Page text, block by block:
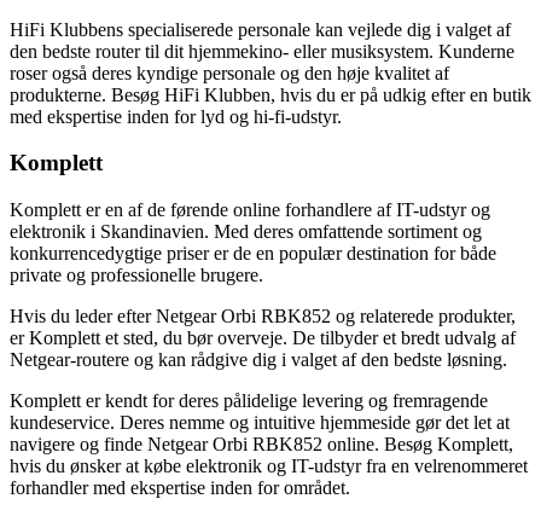
HiFi Klubbens specialiserede personale kan vejlede dig i valget af
den bedste router til dit hjemmekino- eller musiksystem. Kunderne
roser også deres kyndige personale og den høje kvalitet af
produkterne. Besøg HiFi Klubben, hvis du er på udkig efter en butik
med ekspertise inden for lyd og hi-fi-udstyr.
Komplett
Komplett er en af de førende online forhandlere af IT-udstyr og
elektronik i Skandinavien. Med deres omfattende sortiment og
konkurrencedygtige priser er de en populær destination for både
private og professionelle brugere.
Hvis du leder efter Netgear Orbi RBK852 og relaterede produkter,
er Komplett et sted, du bør overveje. De tilbyder et bredt udvalg af
Netgear-routere og kan rådgive dig i valget af den bedste løsning.
Komplett er kendt for deres pålidelige levering og fremragende
kundeservice. Deres nemme og intuitive hjemmeside gør det let at
navigere og finde Netgear Orbi RBK852 online. Besøg Komplett,
hvis du ønsker at købe elektronik og IT-udstyr fra en velrenommeret
forhandler med ekspertise inden for området.